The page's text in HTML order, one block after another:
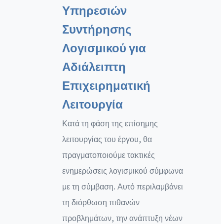
Υπηρεσιών
Συντήρησης
Λογισμικού για
Αδιάλειπτη
Επιχειρηματική
Λειτουργία
Κατά τη φάση της επίσημης
λειτουργίας του έργου, θα
πραγματοποιούμε τακτικές
ενημερώσεις λογισμικού σύμφωνα
με τη σύμβαση. Αυτό περιλαμβάνει
τη διόρθωση πιθανών
προβλημάτων, την ανάπτυξη νέων